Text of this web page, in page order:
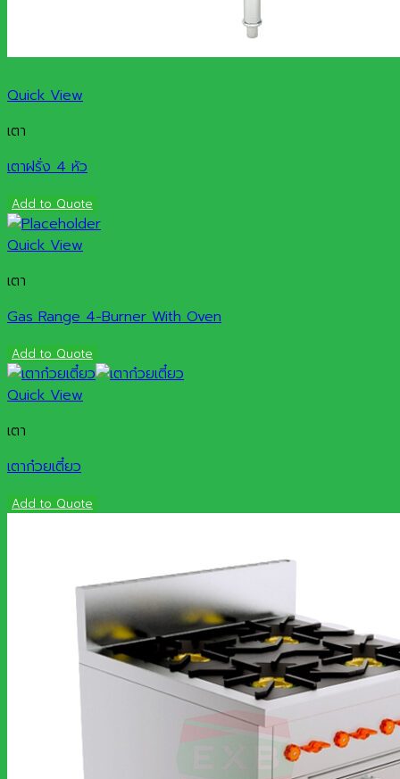
Quick View
เตา
เตาฝรั่ง 4 หัว
Add to Quote
Quick View
เตา
Gas Range 4-Burner With Oven
Add to Quote
Quick View
เตา
เตาก๋วยเตี๋ยว
Add to Quote